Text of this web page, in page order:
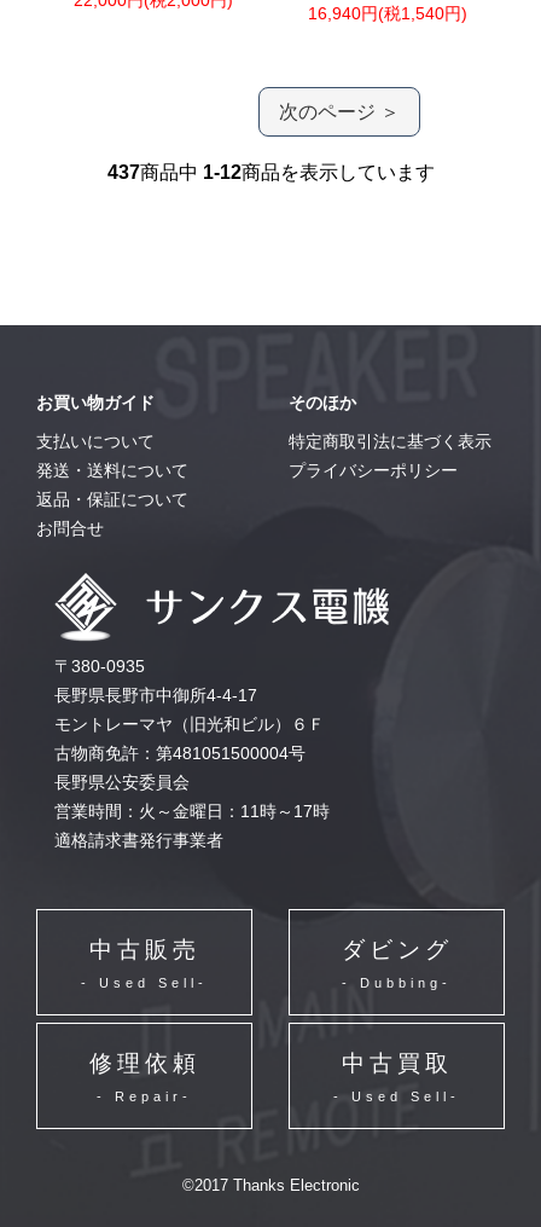
16,940円(税1,540円)
次のページ ＞
437商品中 1-12商品を表示しています
お買い物ガイド
支払いについて
発送・送料について
返品・保証について
お問合せ
そのほか
特定商取引法に基づく表示
プライバシーポリシー
〒380-0935
長野県長野市中御所4-4-17
モントレーマヤ（旧光和ビル）６Ｆ
古物商免許：第481051500004号
長野県公安委員会
営業時間：火～金曜日：11時～17時
適格請求書発行事業者
中古販売
- Used Sell-
ダビング
- Dubbing-
修理依頼
- Repair-
中古買取
- Used Sell-
©2017 Thanks Electronic